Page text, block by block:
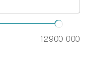
12900 000